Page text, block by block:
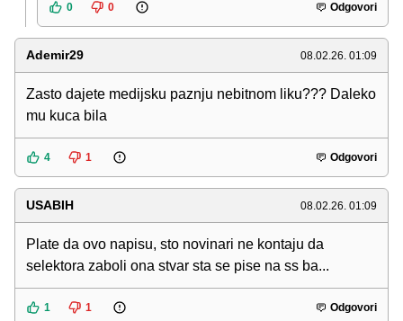
0 0 Odgovori
Ademir29 08.02.26. 01:09
Zasto dajete medijsku paznju nebitnom liku??? Daleko
mu kuca bila
4 1 Odgovori
USABIH 08.02.26. 01:09
Plate da ovo napisu, sto novinari ne kontaju da
selektora zaboli ona stvar sta se pise na ss ba...
1 1 Odgovori